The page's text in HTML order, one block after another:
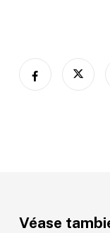
Véase